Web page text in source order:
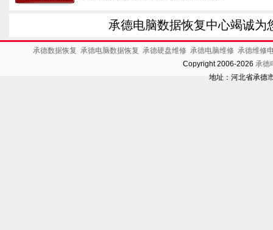
承德电脑数据恢复中心竭诚为
承德数据恢复 承德电脑数据恢复 承德硬盘维修 承德电脑维修 承德维修
Copyright 2006-2026 承德
地址：河北省承德